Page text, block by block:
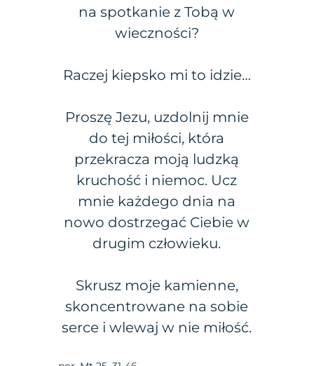
na spotkanie z Tobą w
wieczności?
Raczej kiepsko mi to idzie…
Proszę Jezu, uzdolnij mnie
do tej miłości, która
przekracza moją ludzką
kruchość i niemoc. Ucz
mnie każdego dnia na
nowo dostrzegać Ciebie w
drugim człowieku.
Skrusz moje kamienne,
skoncentrowane na sobie
serce i wlewaj w nie miłość.